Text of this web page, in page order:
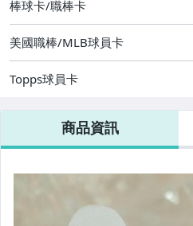
棒球卡/職棒卡
美國職棒/MLB球員卡
Topps球員卡
商品資訊